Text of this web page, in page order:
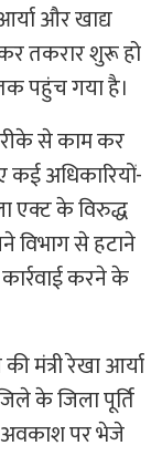
और खाद्य
तकरार शुरू हो
पहुंच गया है।
से काम कर
कई अधिकारियों-
एक्ट के विरुद्ध
विभाग से हटाने
करने के
मंत्री रेखा आर्या
के जिला पूर्ति
अवकाश पर भेजे